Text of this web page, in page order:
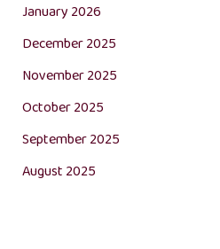
January 2026
December 2025
November 2025
October 2025
September 2025
August 2025